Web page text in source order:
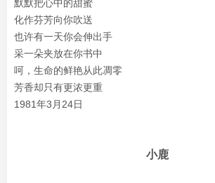
默默把心中的甜蜜
化作芬芳向你吹送
也许有一天你会伸出手
采一朵夹放在你书中
呵，生命的鲜艳从此凋零
芳香却只有更浓更重
1981年3月24日
小鹿